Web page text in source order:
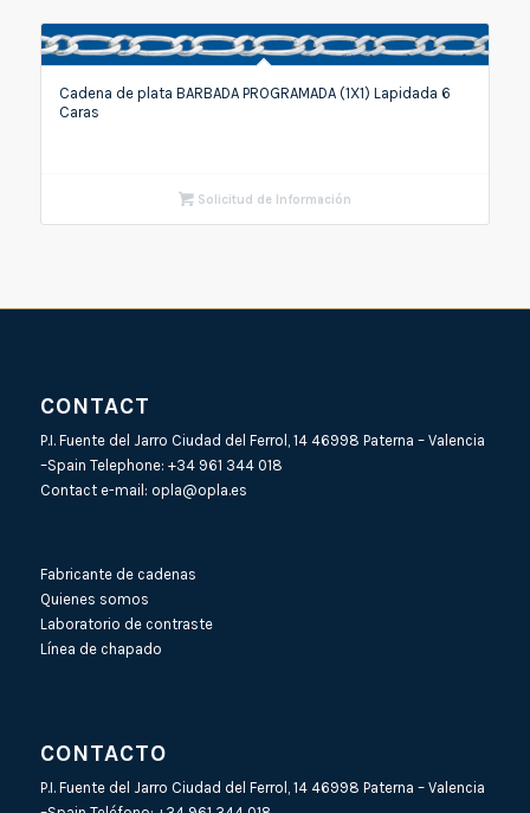
Cadena de plata BARBADA PROGRAMADA (1X1) Lapidada 6
Caras
Solicitud de Información
CONTACT
P.I. Fuente del Jarro Ciudad del Ferrol, 14 46998 Paterna – Valencia
–Spain Telephone: +34 961 344 018
Contact e-mail: opla@opla.es
Fabricante de cadenas
Quienes somos
Laboratorio de contraste
Línea de chapado
CONTACTO
P.I. Fuente del Jarro Ciudad del Ferrol, 14 46998 Paterna – Valencia